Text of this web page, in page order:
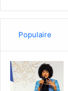
Populaire